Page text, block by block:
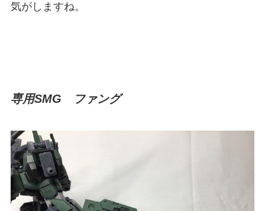
気がしますね。
専用SMG ファング